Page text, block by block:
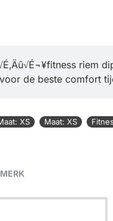
de beste comfort
XS Maat: XS